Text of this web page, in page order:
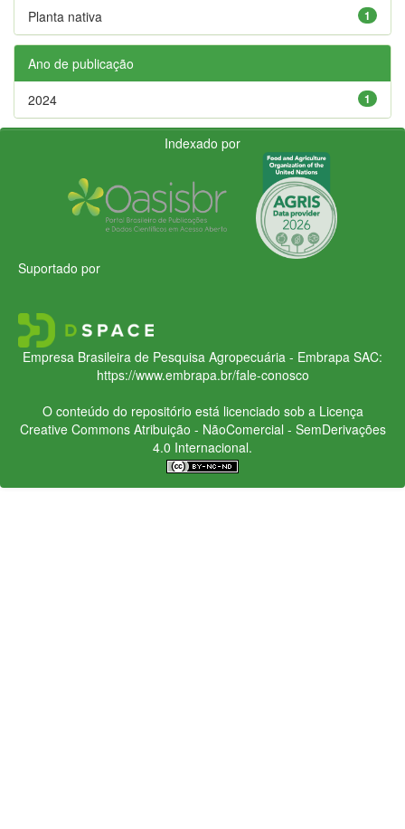
1
Planta nativa
Ano de publicação
1
2024
Indexado por
Suportado por
Empresa Brasileira de Pesquisa Agropecuária - Embrapa SAC:
https://www.embrapa.br/fale-conosco
O conteúdo do repositório está licenciado sob a Licença
Creative CommonsAtribuição - NãoComercial - SemDerivações
4.0 Internacional.